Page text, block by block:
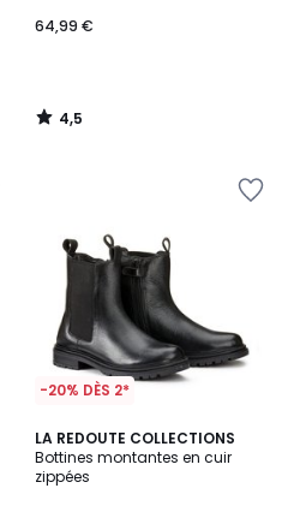
64,99 €
4,5
/
-20% DÈS 2*
LA REDOUTE COLLECTIONS
Bottines montantes en cuir
zippées
4,5
/ 5